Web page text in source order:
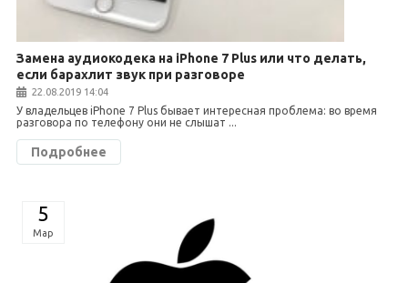
Замена аудиокодека на iPhone 7 Plus или что делать,
если барахлит звук при разговоре
22.08.2019 14:04
У владельцев iPhone 7 Plus бывает интересная проблема: во время
разговора по телефону они не слышат ...
Подробнее
5
Мар